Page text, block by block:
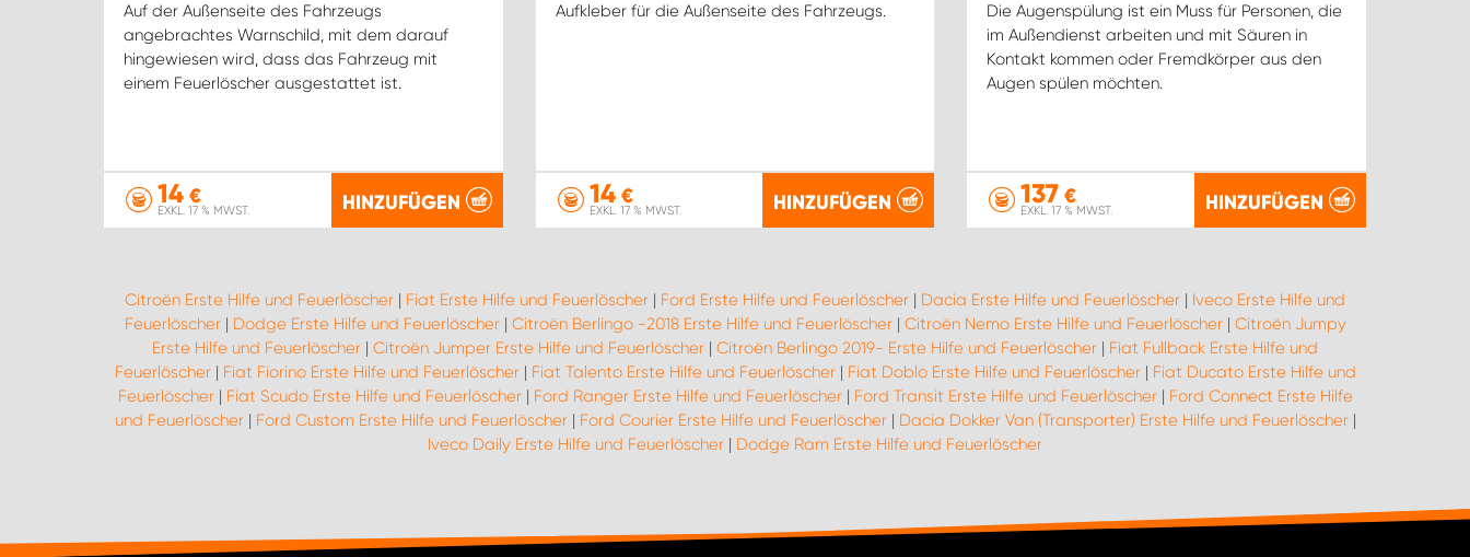
Auf der Außenseite des Fahrzeugs
angebrachtes Warnschild, mit dem darauf
hingewiesen wird, dass das Fahrzeug mit
einem Feuerlöscher ausgestattet ist.
14 €
EXKL. 17 % MWST. HINZUFÜGEN
Aufkleber für die Außenseite des Fahrzeugs.
14€
EXKL. 17 % MWST. HINZUFÜGEN
Die Augenspülung ist ein Muss für Personen, die
im Außendienst arbeiten und mit Säuren in
Kontakt kommen oder Fremdkörper aus den
Augen spülen möchten.
137 €
EXKL. 17 % MWST. HINZUFÜGEN
Citroën Erste Hilfe und Feuerlöscher | Fiat Erste Hilfe und Feuerlöscher | Ford Erste Hilfe und Feuerlöscher | Dacia Erste Hilfe und Feuerlöscher | Iveco Erste Hilfe und
Feuerlöscher| Dodge Erste Hilfe und Feuerlöscher| Citroën Berlingo -2018 Erste Hilfe und Feuerlöscher| Citroën Nemo Erste Hilfe und Feuerlöscher| Citroën Jumpy
Erste Hilfe und Feuerlöscher | Citroën Jumper Erste Hilfe und Feuerlöscher | Citroën Berlingo 2019- Erste Hilfe und Feuerlöscher | Fiat Fullback Erste Hilfe und
Feuerlöscher| Fiat Fiorino Erste Hilfe und Feuerlöscher| Fiat Talento Erste Hilfe und Feuerlöscher| Fiat Doblo Erste Hilfe und Feuerlöscher| Fiat Ducato Erste Hilfe und
Feuerlöscher| Fiat Scudo Erste Hilfe und Feuerlöscher| Ford Ranger Erste Hilfe und Feuerlöscher| Ford Transit Erste Hilfe und Feuerlöscher| Ford Connect Erste Hilfe
und Feuerlöscher| Ford Custom Erste Hilfe und Feuerlöscher| Ford Courier Erste Hilfe und Feuerlöscher| Dacia Dokker Van (Transporter) Erste Hilfe und Feuerlöscher|
Iveco Daily Erste Hilfe und Feuerlöscher | Dodge Ram Erste Hilfe und Feuerlöscher